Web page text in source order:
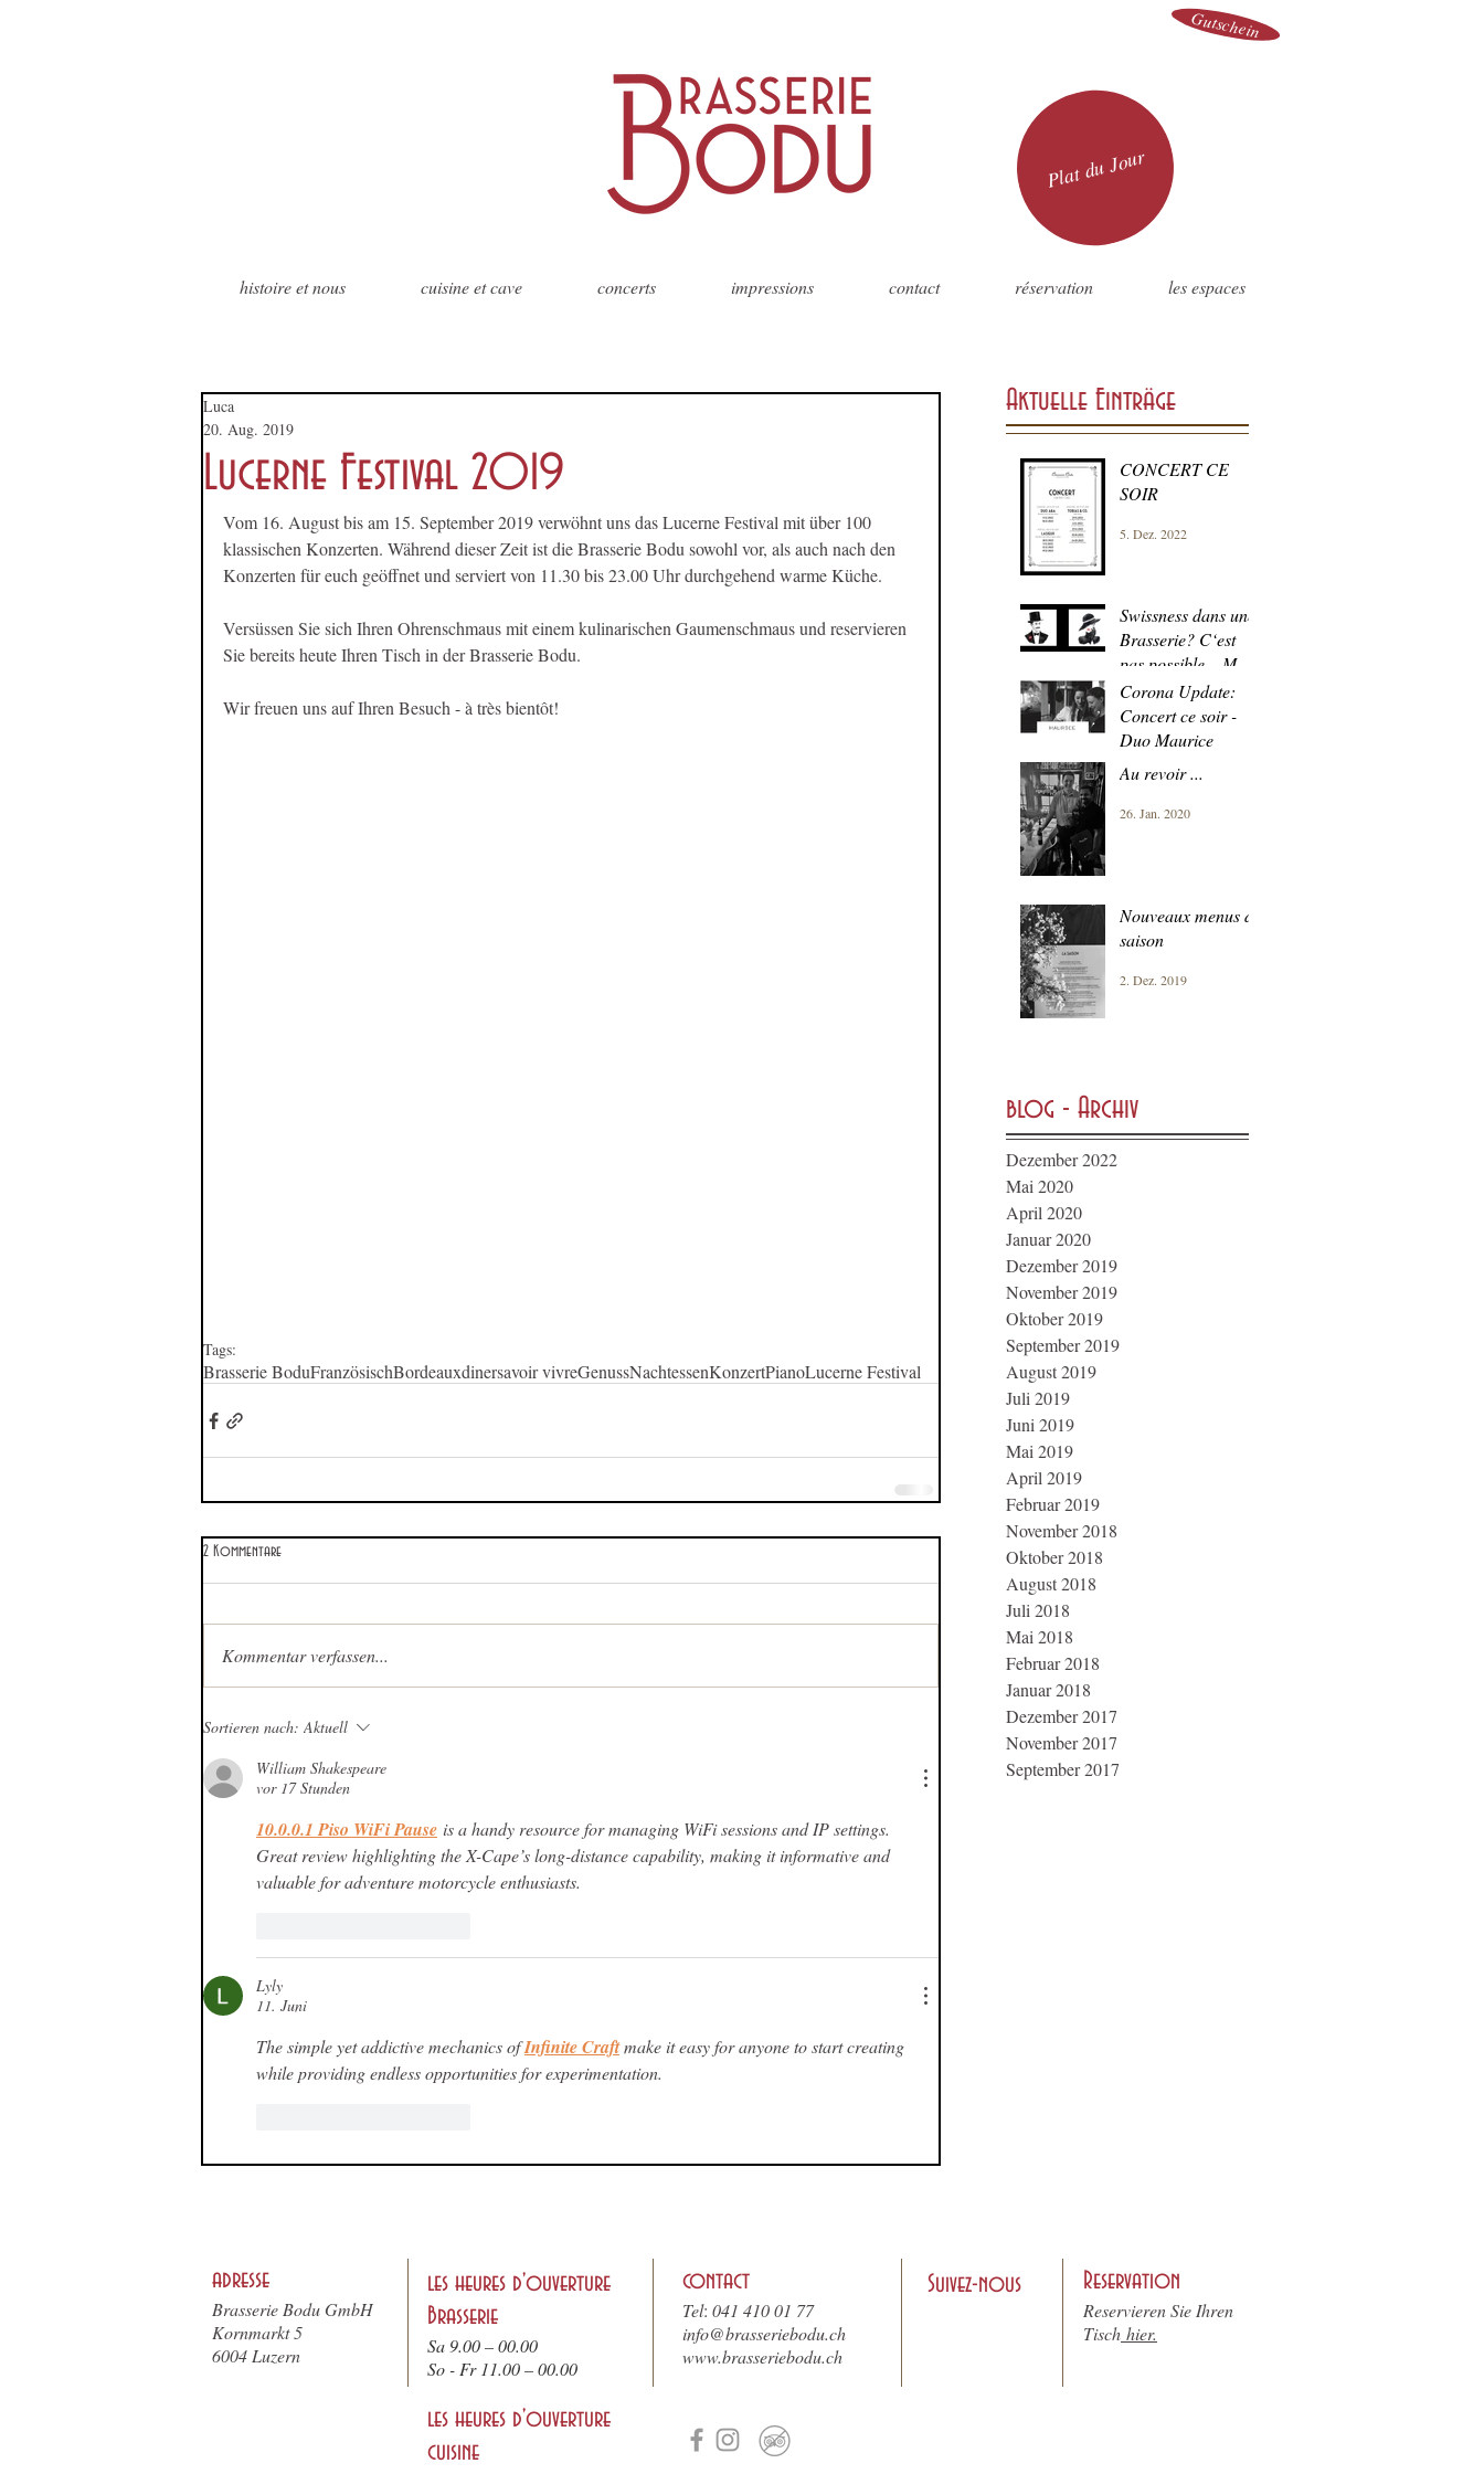
Plat du Jour
Gutschein
histoire et nous cuisine et cave concerts impressions contact réservation les espaces
Lucerne Festival 2019
Luca
20. Aug. 2019
Vom 16. August bis am 15. September 2019 verwöhnt uns das Lucerne Festival mit über 100
klassischen Konzerten. Während dieser Zeit ist die Brasserie Bodu sowohl vor, als auch nach den
Konzerten für euch geöffnet und serviert von 11.30 bis 23.00 Uhr durchgehend warme Küche.
Versüssen Sie sich Ihren Ohrenschmaus mit einem kulinarischen Gaumenschmaus und reservieren
Sie bereits heute Ihren Tisch in der Brasserie Bodu.
Wir freuen uns auf Ihren Besuch - à très bientôt!
Tags:
Brasserie BoduFranzösischBordeauxdinersavoir vivreGenussNachtessenKonzertPianoLucerne Festival
2 Kommentare
Kommentar verfassen...
Sortieren nach: Aktuell
William Shakespeare
vor 17 Stunden
10.0.0.1 Piso WiFi Pause is a handy resource for managing WiFi sessions and IP settings.
Great review highlighting the X-Cape’s long-distance capability, making it informative and
valuable for adventure motorcycle enthusiasts.
Lyly
11. Juni
The simple yet addictive mechanics of Infinite Craft make it easy for anyone to start creating
while providing endless opportunities for experimentation.
Aktuelle Einträge
CONCERT CE
SOIR
5. Dez. 2022
Swissness dans une
Brasserie? C‘est
pas possible... MAIS
OUI !!!
5. Mai 2020
Corona Update:
Concert ce soir -
Duo Maurice
10. Apr. 2020
Au revoir ...
26. Jan. 2020
Nouveaux menus de
saison
2. Dez. 2019
blog - Archiv
Dezember 2022
Mai 2020
April 2020
Januar 2020
Dezember 2019
November 2019
Oktober 2019
September 2019
August 2019
Juli 2019
Juni 2019
Mai 2019
April 2019
Februar 2019
November 2018
Oktober 2018
August 2018
Juli 2018
Mai 2018
Februar 2018
Januar 2018
Dezember 2017
November 2017
September 2017
adresse
Brasserie Bodu GmbH
Kornmarkt 5
6004 Luzern
les heures d'ouverture
Brasserie
Sa 9.00 – 00.00
So - Fr 11.00 – 00.00
les heures d'ouverture
cuisine
contact
Tel: 041 410 01 77
info@brasseriebodu.ch
www.brasseriebodu.ch
Suivez-nous Reservation
Reservieren Sie Ihren
Tisch hier.